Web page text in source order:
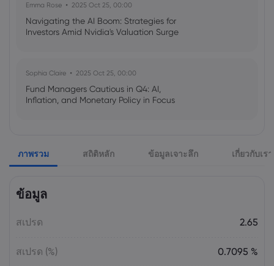
Emma Rose 2025 Oct 25, 00:00
Navigating the AI Boom: Strategies for
Investors Amid Nvidia's Valuation Surge
Sophia Claire 2025 Oct 25, 00:00
Fund Managers Cautious in Q4: AI,
Inflation, and Monetary Policy in Focus
US Government Shutdown Threatens
October Inflation Data Release
US-EU Relations: Russia Sanctions Unite
ภาพรวม สถิติหลัก ข้อมูลเจาะลึก เกี่ยวกับเรา
ข้อมูล
สเปรด 2.65
สเปรด (%) 0.7095 %